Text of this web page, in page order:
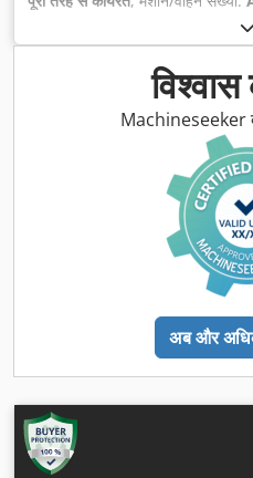
,
का अधिकतम वजन:1,000 किग्रा,
मैगज़ीन में स्लॉट की संख्या:24,
Machineseeker
अब और